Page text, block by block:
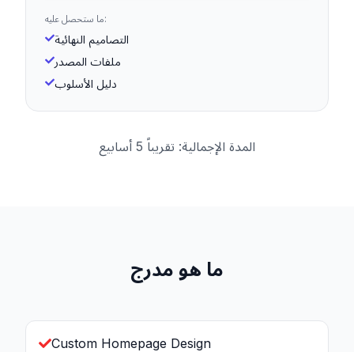
ما ستحصل عليه:
التصاميم النهائية
ملفات المصدر
دليل الأسلوب
المدة الإجمالية: تقريباً 5 أسابيع
ما هو مدرج
Custom Homepage Design